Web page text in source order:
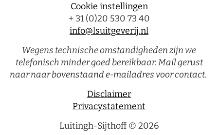
Cookie instellingen
+ 31 (0)20 530 73 40
info@lsuitgeverij.nl
Wegens technische omstandigheden zijn we
telefonisch minder goed bereikbaar. Mail gerust
naar naar bovenstaand e-mailadres voor contact.
Disclaimer
Privacystatement
Luitingh-Sijthoff © 2026